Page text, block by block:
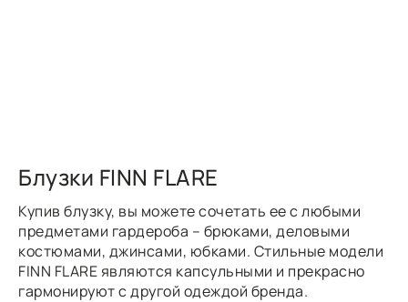
Блузки FINN FLARE
Купив блузку, вы можете сочетать ее с любыми
предметами гардероба – брюками, деловыми
костюмами, джинсами, юбками. Стильные модели
FINN FLARE являются капсульными и прекрасно
гармонируют с другой одеждой бренда.